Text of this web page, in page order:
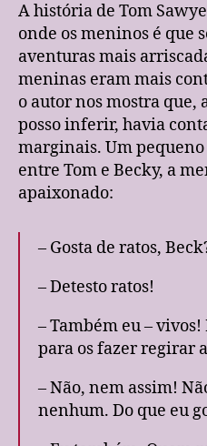
A história de Tom
onde os meninos é que
aventuras mais
meninas eram mais
o autor nos mostra que,
posso inferir, havia
marginais. Um
entre Tom e Becky, a
apaixonado:
– Gosta de ratos,
– Detesto ratos!
– Também eu –
para os fazer regirar
– Não, nem assim!
nenhum. Do que eu